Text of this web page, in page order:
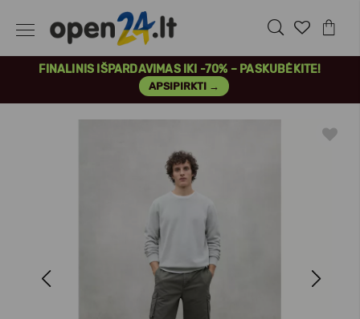
FINALINIS IŠPARDAVIMAS IKI -70% – PASKUBĖKITE!
APSIPIRKTI →
Next